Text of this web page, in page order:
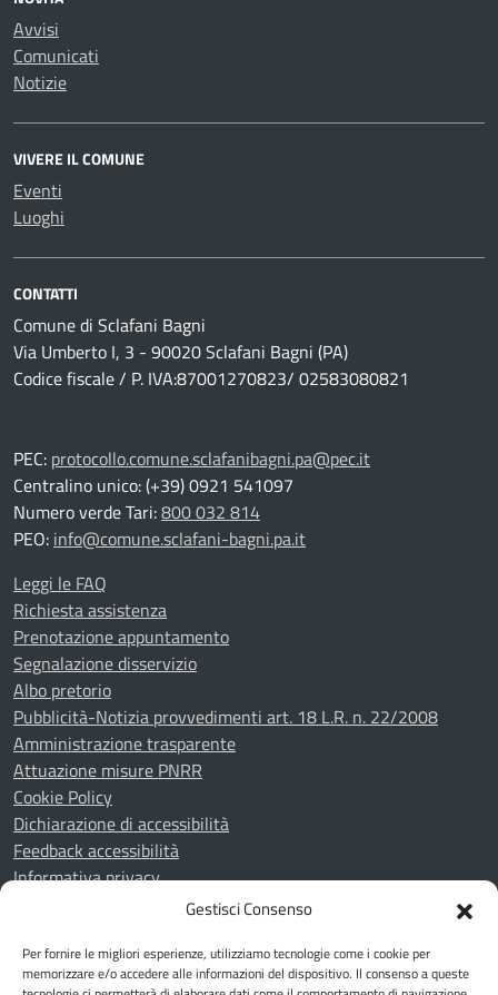
Gestisci Consenso
Per fornire le migliori esperienze, utilizziamo tecnologie come i cookie per
memorizzare e/o accedere alle informazioni del dispositivo. Il consenso a queste
Avvisi
Comunicati
Notizie
VIVERE IL COMUNE
Eventi
Luoghi
CONTATTI
Comune di Sclafani Bagni
Via Umberto I, 3 - 90020 Sclafani Bagni (PA)
Codice fiscale / P. IVA:87001270823/ 02583080821
PEC: protocollo.comune.sclafanibagni.pa@pec.it
Centralino unico: (+39) 0921 541097
Numero verde Tari:800 032 814
PEO: info@comune.sclafani-bagni.pa.it
Leggi le FAQ
Richiesta assistenza
Prenotazione appuntamento
Segnalazione disservizio
Albo pretorio
Pubblicità-Notizia provvedimenti art. 18 L.R. n. 22/2008
Amministrazione trasparente
Attuazione misure PNRR
Cookie Policy
Dichiarazione di accessibilità
Feedback accessibilità
Informativa privacy
Whistleblowing